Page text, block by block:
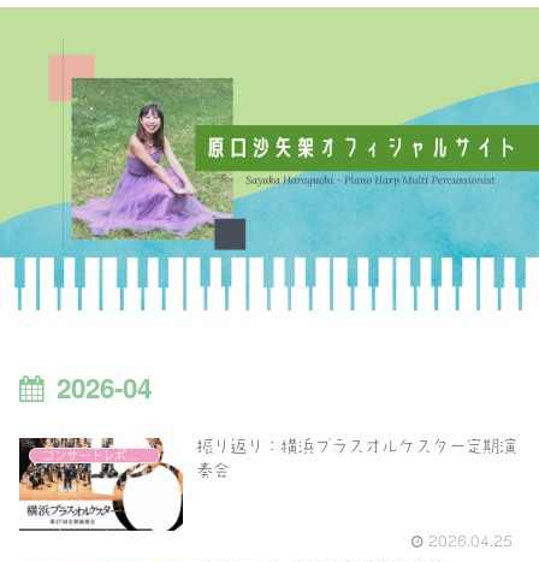
2026-04
振り返り：横浜ブラスオルケスター定期演
奏会
2026.04.25